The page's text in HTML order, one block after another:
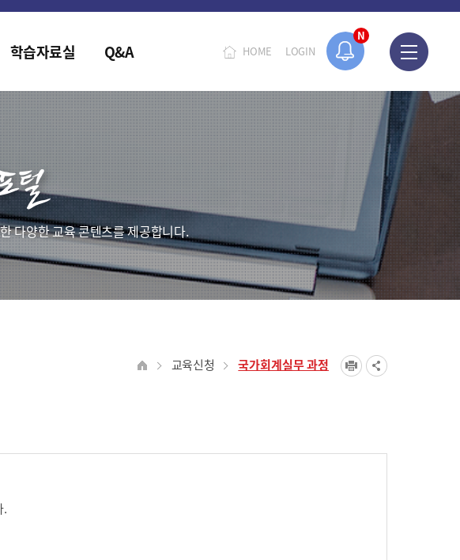
N
HOME LOGIN
학습자료실 Q&A
다양한 교육 콘텐츠를 제공합니다.
교육신청 국가회계실무 과정
.